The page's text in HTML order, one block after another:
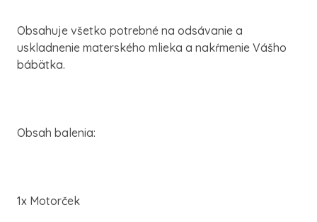
Obsahuje všetko potrebné na odsávanie a
uskladnenie materského mlieka a nakŕmenie Vášho
bábätka.
Obsah balenia:
1x Motorček